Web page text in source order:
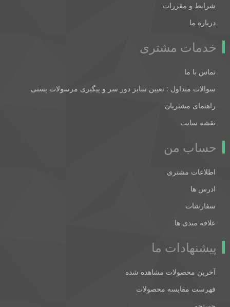
شرایط و مقررات
درباره ما
خدمات مشتری
تماس با ما
سوالات متداول : تعیین سایز دور سر و پیگیری مرسولات پستی
راهنمای مشتریان
نقشه سایت
حساب من
اطلاعات مشتری
ادرس ها
سفارشات
علاقه مندی ها
پیشنهادات ما
آخرین محصولات مشاهده شده
فهرست مقایسه محصولات